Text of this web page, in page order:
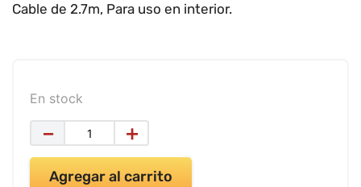
Cable de 2.7m, Para uso en interior.
En stock
＋
－
Agregar al carrito